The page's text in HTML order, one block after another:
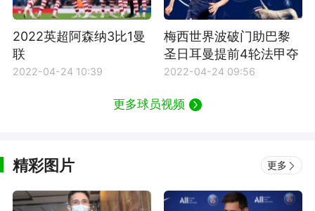
2022英超阿森纳3比1曼
联
2022-04-24 10:39
梅西世界波破门助巴黎
圣日耳曼提前4轮法甲夺
冠
2022-04-24 09:56
更多球员视频
精彩图片 更多